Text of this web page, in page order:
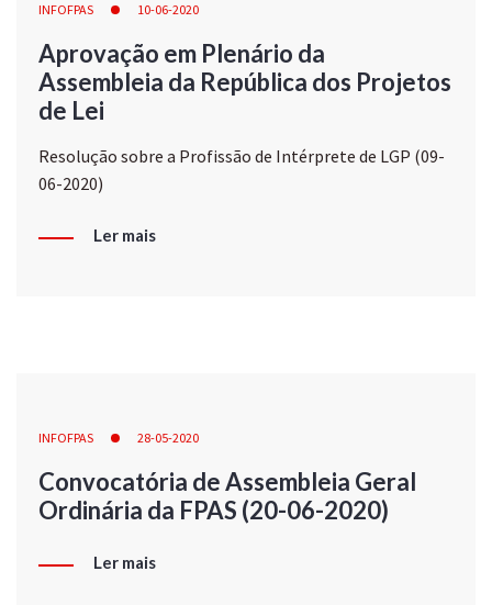
INFOFPAS 10-06-2020
Aprovação em Plenário da
Assembleia da República dos Projetos
de Lei
Resolução sobre a Profissão de Intérprete de LGP (09-
06-2020)
Ler mais
INFOFPAS 28-05-2020
Convocatória de Assembleia Geral
Ordinária da FPAS (20-06-2020)
Ler mais